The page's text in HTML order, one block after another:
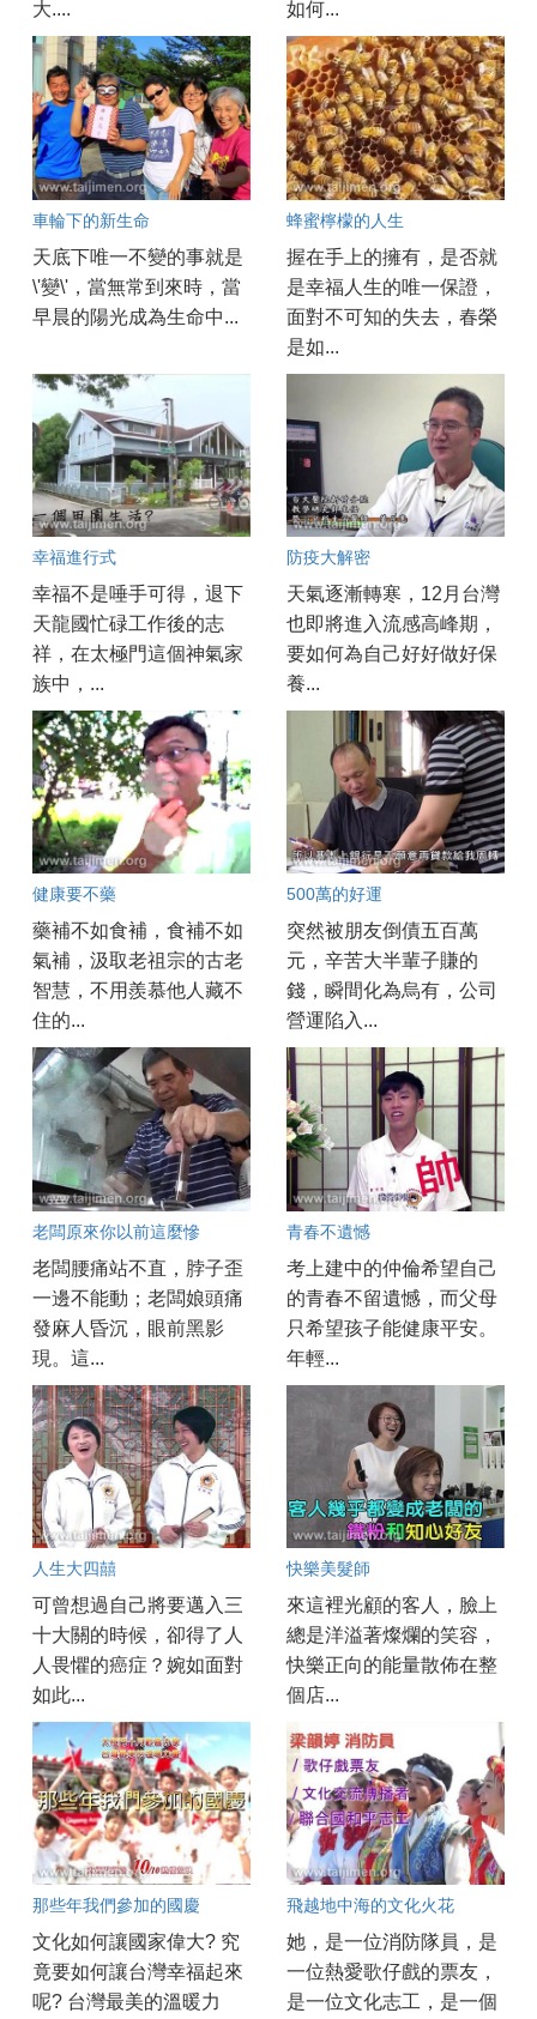
大.... 如何...
車輪下的新生命
天底下唯一不變的事就是
\'變\'，當無常到來時，當
早晨的陽光成為生命中...
蜂蜜檸檬的人生
握在手上的擁有，是否就
是幸福人生的唯一保證，
面對不可知的失去，春榮
是如...
幸福進行式
幸福不是唾手可得，退下
天龍國忙碌工作後的志
祥，在太極門這個神氣家
族中，...
防疫大解密
天氣逐漸轉寒，12月台灣
也即將進入流感高峰期，
要如何為自己好好做好保
養...
健康要不藥
藥補不如食補，食補不如
氣補，汲取老祖宗的古老
智慧，不用羨慕他人藏不
住的...
500萬的好運
突然被朋友倒債五百萬
元，辛苦大半輩子賺的
錢，瞬間化為烏有，公司
營運陷入...
老闆原來你以前這麼慘
老闆腰痛站不直，脖子歪
一邊不能動；老闆娘頭痛
發麻人昏沉，眼前黑影
現。這...
青春不遺憾
考上建中的仲倫希望自己
的青春不留遺憾，而父母
只希望孩子能健康平安。
年輕...
人生大四囍
可曾想過自己將要邁入三
十大關的時候，卻得了人
人畏懼的癌症？婉如面對
如此...
快樂美髮師
來這裡光顧的客人，臉上
總是洋溢著燦爛的笑容，
快樂正向的能量散佈在整
個店...
那些年我們參加的國慶
文化如何讓國家偉大? 究
竟要如何讓台灣幸福起來
呢? 台灣最美的溫暖力
飛越地中海的文化火花
她，是一位消防隊員，是
一位熱愛歌仔戲的票友，
是一位文化志工，是一個